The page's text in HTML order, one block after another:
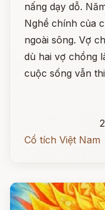
nấng dạy dỗ.
Nghề chính của
ngoài sông. Vợ
dù hai vợ chồng
cuộc sống vẫn
Cổ tích Việt Nam